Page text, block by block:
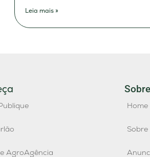
Leia mais »
AgroAgência
Home
Sobre